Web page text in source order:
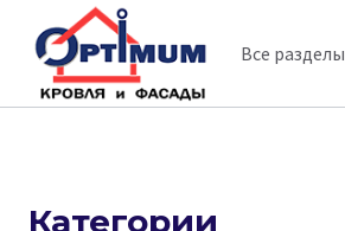
содержимому
Все разделы
Категории